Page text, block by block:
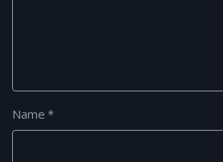
Name*